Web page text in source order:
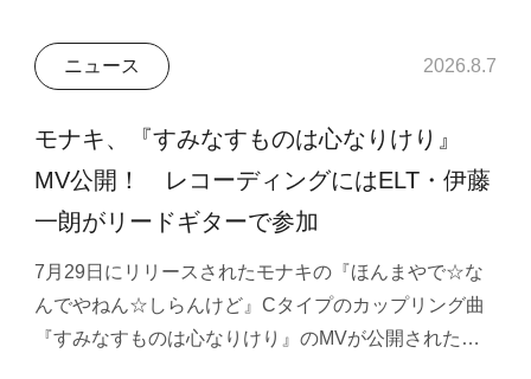
ニュース 2026.8.7
モナキ、『すみなすものは心なりけり』
MV公開！ レコーディングにはELT・伊藤
一朗がリードギターで参加
7月29日にリリースされたモナキの『ほんまやで☆な
んでやねん☆しらんけど』Cタイプのカップリング曲
『すみなすものは心なりけり』のMVが公開された…